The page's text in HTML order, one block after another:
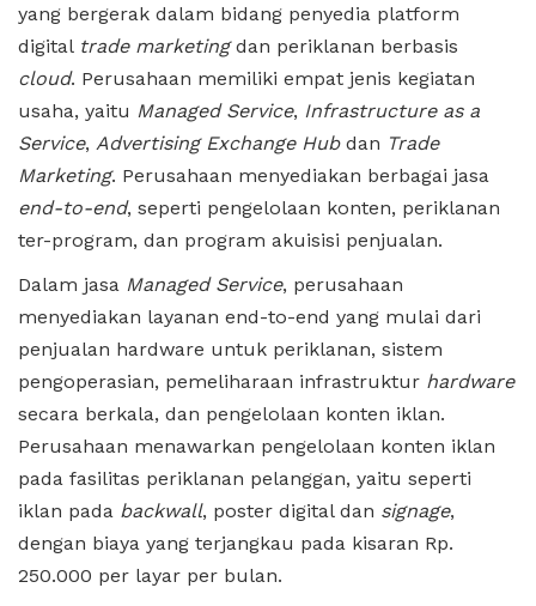
yang bergerak dalam bidang penyedia platform
digital trade marketingdan periklanan berbasis
cloud. Perusahaan memiliki empat jenis kegiatan
usaha, yaitu Managed Service, Infrastructure as a
Service, Advertising Exchange Hubdan Trade
Marketing. Perusahaan menyediakan berbagai jasa
end-to-end, seperti pengelolaan konten, periklanan
ter-program, dan program akuisisi penjualan.
Dalam jasa Managed Service, perusahaan
menyediakan layanan end-to-end yang mulai dari
penjualan hardware untuk periklanan, sistem
pengoperasian, pemeliharaan infrastruktur hardware
secara berkala, dan pengelolaan konten iklan.
Perusahaan menawarkan pengelolaan konten iklan
pada fasilitas periklanan pelanggan, yaitu seperti
iklan pada backwall, poster digital dan signage,
dengan biaya yang terjangkau pada kisaran Rp.
250.000 per layar per bulan.